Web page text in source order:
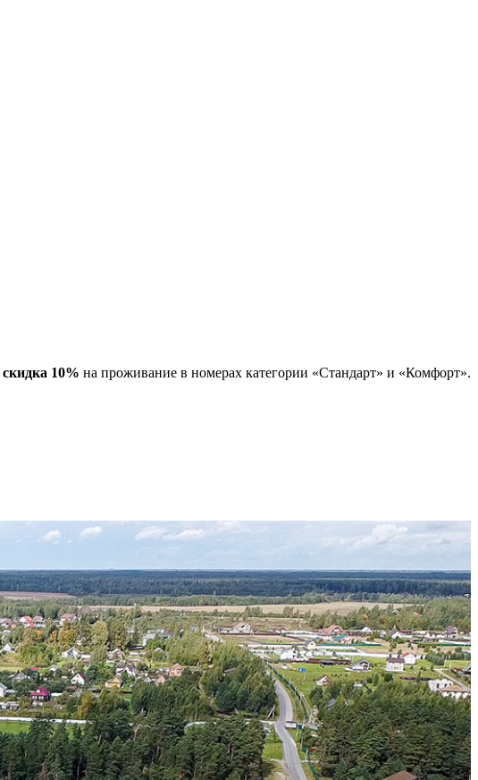
скидка 10% на проживание в номерах категории «Стандарт» и «Комфорт».